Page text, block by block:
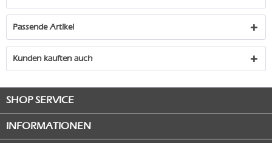
Passende Artikel
Kunden kauften auch
SHOP SERVICE
INFORMATIONEN